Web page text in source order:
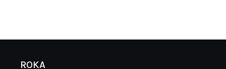
ROKA